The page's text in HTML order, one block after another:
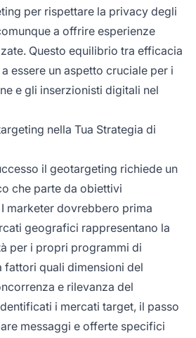
per rispettare la privacy degli
a offrire esperienze
Questo equilibrio tra efficacia
essere un aspetto cruciale per i
e gli inserzionisti digitali nel
nella Tua Strategia di
il geotargeting richiede un
che parte da obiettivi
marketer dovrebbero prima
geografici rappresentano la
per i propri programmi di
fattori quali dimensioni del
e rilevanza del
i mercati target, il passo
messaggi e offerte specifici